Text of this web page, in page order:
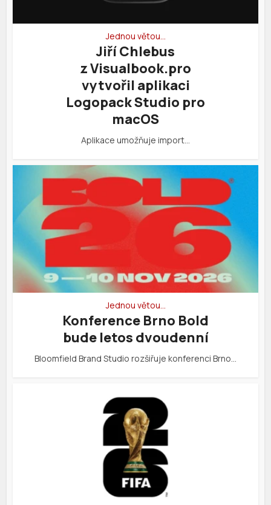
Jednou větou…
Jiří Chlebus
z Visualbook.pro
vytvořil aplikaci
Logopack Studio pro
macOS
Aplikace umožňuje import…
Jednou větou…
Konference Brno Bold
bude letos dvoudenní
Bloomfield Brand Studio rozšiřuje konferenci Brno…